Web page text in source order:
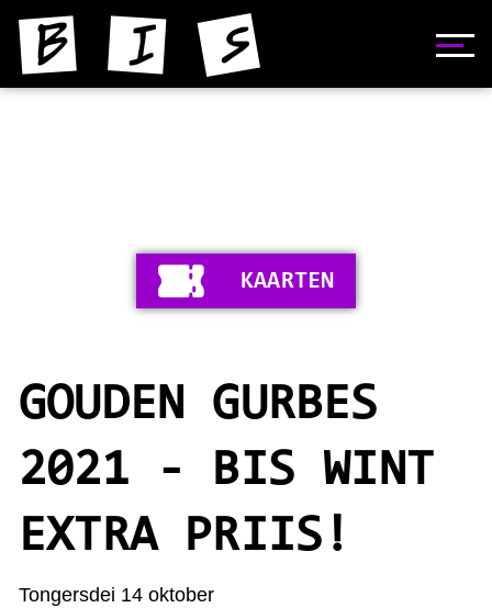
FOTO'S
STIPERS
VIDEO'S
KAARTEN OANBEAN/FREGE
KAARTEN
GOUDEN GURBES
2021 - BIS WINT
EXTRA PRIIS!
Tongersdei 14 oktober